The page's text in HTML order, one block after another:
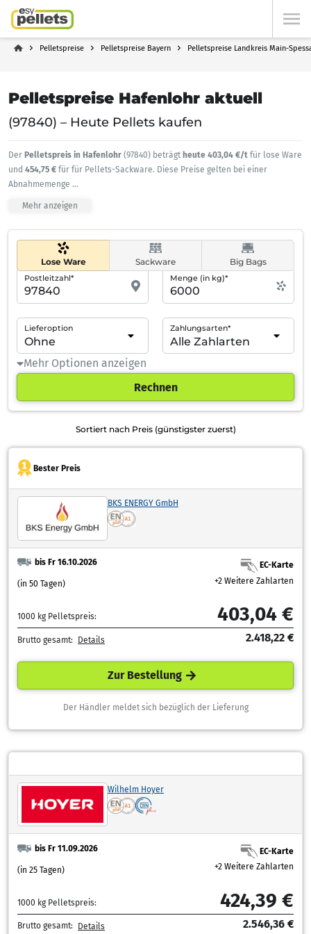
Pelletspreise Pelletspreise Bayern Pelletspreise Landkreis Main-
Pelletspreise Hafenlohr aktuell
(97840) – Heute Pellets kaufen
Der Pelletspreis in Hafenlohr (97840) beträgt heute 403,04 €/t für lose Ware
und 454,75 € für für Pellets-Sackware. Diese Preise gelten bei einer
Abnahmemenge ...
Mehr anzeigen
Lose Ware Sackware Big Bags
Postleitzahl* Menge (in kg)*
Lieferoption Zahlungsarten*
Mehr Optionen anzeigen
Rechnen
Sortiert nach Preis (günstigster zuerst)
Bester Preis
BKS ENERGY GmbH
bis Fr 16.10.2026
(in 50 Tagen)
EC-Karte
+2 Weitere Zahlarten
1000 kg Pelletspreis: 403,04 €
Brutto gesamt: Details 2.418,22 €
Zur Bestellung
Der Händler meldet sich bezüglich der Lieferung
Wilhelm Hoyer
bis Fr 11.09.2026
(in 25 Tagen)
EC-Karte
+2 Weitere Zahlarten
1000 kg Pelletspreis: 424,39 €
Brutto gesamt: Details 2.546,36 €